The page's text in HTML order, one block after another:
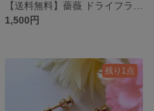
1,500円
残り1点